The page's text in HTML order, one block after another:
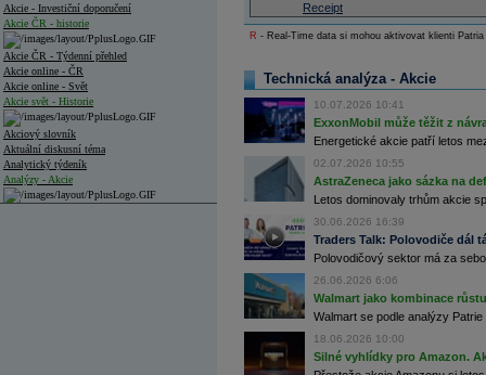
Akcie - Investiční doporučení
Akcie ČR - historie
Akcie ČR - Týdenní přehled
Akcie online - ČR
Akcie online - Svět
Akcie svět - Historie
Akciový slovník
Aktuální diskusní téma
Analytický týdeník
Analýzy - Akcie
Receipt
R - Real-Time data si mohou aktivovat klienti
Technická analýza - Akcie
10.07.2026 10:41
ExxonMobil může těžit z
Energetické akcie patří letos
02.07.2026 10:55
AstraZeneca jako sázka na
Letos dominovaly trhům akcie
30.06.2026 16:39
Traders Talk: Polovodiče dál
Polovodičový sektor má za
26.06.2026 6:06
Walmart jako kombinace
Walmart se podle analýzy
18.06.2026 10:00
Silné vyhlídky pro Amazon.